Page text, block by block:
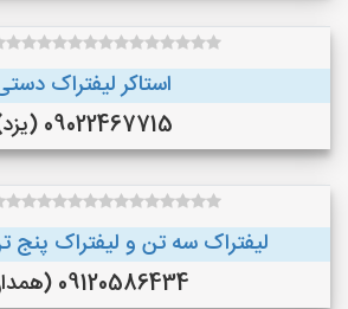
استاکر لیفتراک
09022467715 (یزد)
لیفتراک سه تن و لیفتراک
09120586434 (همدان)